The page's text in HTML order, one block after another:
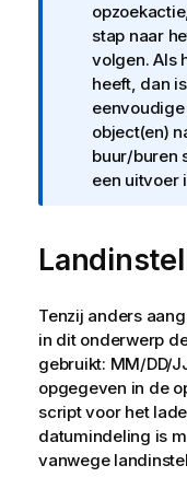
o
r
m
a
t
i
e
stap naar
volgen. Als
heeft, dan
object(en)
buur/buren
een uitvoer
Tenzij anders
in dit onderwerp
gebruikt: MM/DD/
opgegeven in de
script voor het
datumindeling is
vanwege